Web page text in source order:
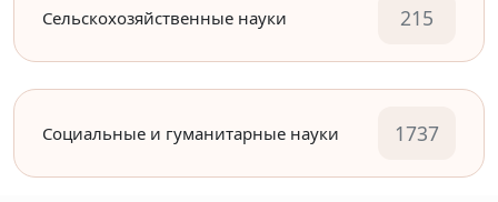
Сельскохозяйственные науки 215
Социальные и гуманитарные науки 1737